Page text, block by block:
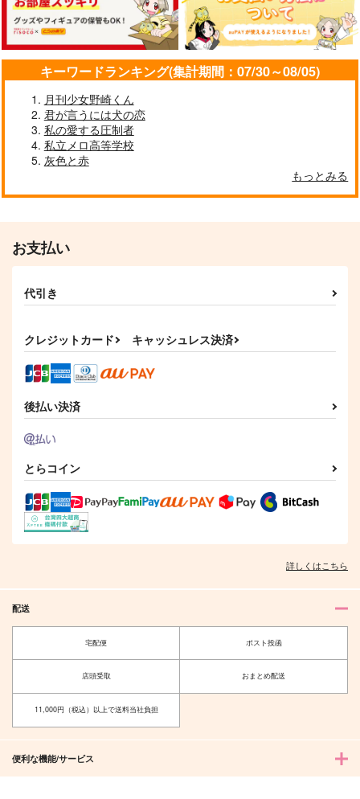
944円（税込）
龍宮寺堅＋花垣武道
サンプル
787円（税込）
佐野万次郎×花垣武道
サンプル
1,257円（税込）
花垣武道×佐野万次郎
サンプル
WEB:RE6
946円（税込）
花垣武道受け
サンプル
なんて素敵にアイドル
echo
315
花垣武道総受け
絶対不可触D&D
ホワイトデーには結婚
944円
龍宮寺堅×花垣武道
サンプル
550円
龍宮寺堅×花垣武道
サンプル
キーワードランキング(集計期間：07/30～08/05)
月刊少女野崎くん
君が言うには犬の恋
私の愛する圧制者
私立メロ高等学校
灰色と赤
もっとみる
お支払い
代引き
クレジットカード キャッシュレス決済
後払い決済
とらコイン
詳しくはこちら
配送
宅配便 ポスト投函
店頭受取 おまとめ配送
11,000円（税込）以上で送料当社負担
便利な機能/サービス